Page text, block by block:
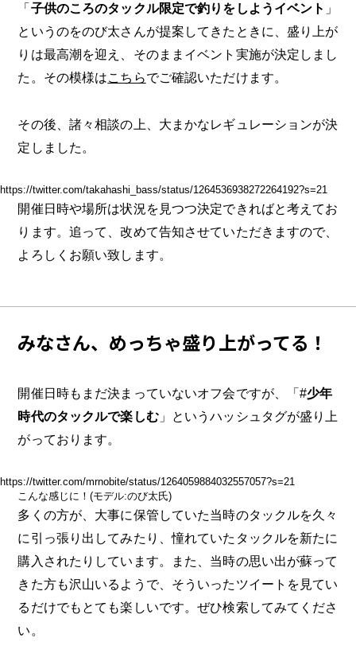
「 子供のころのタックル限定で釣りをしようイベント 」
というのをのび太さんが提案してきたときに、盛り上が
りは最高潮を迎え、そのままイベント実施が決定しまし
た。その模様はこちらでご確認いただけます。
その後、諸々相談の上、大まかなレギュレーションが決
定しました。
https://twitter.com/takahashi_bass/status/1264536938272264192?s=21
開催日時や場所は状況を見つつ決定できればと考えてお
ります。追って、改めて告知させていただきますので、
よろしくお願い致します。
みなさん、めっちゃ盛り上がってる！
開催日時もまだ決まっていないオフ会ですが、「#少年
時代のタックルで楽しむ」というハッシュタグが盛り上
がっております。
https://twitter.com/mrnobite/status/1264059884032557057?s=21
こんな感じに！(モデル:のび太氏)
多くの方が、大事に保管していた当時のタックルを久々
に引っ張り出してみたり、憧れていたタックルを新たに
購入されたりしています。また、当時の思い出が蘇って
きた方も沢山いるようで、そういったツイートを見てい
るだけでもとても楽しいです。ぜひ検索してみてくださ
い。